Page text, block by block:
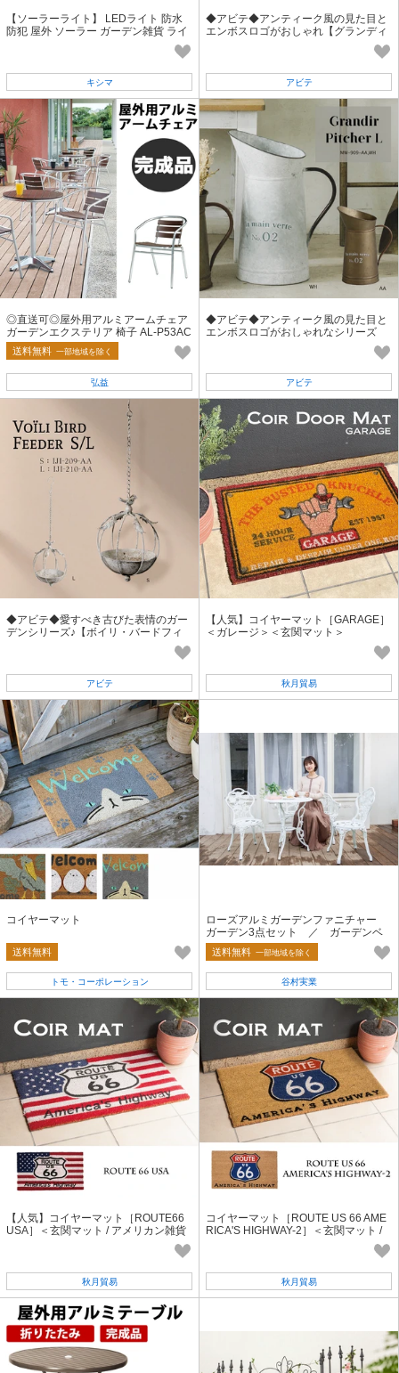
【ソーラーライト】 LEDライト 防水
防犯 屋外 ソーラー ガーデン雑貨 ライ
キシマ
◆アビテ◆アンティーク風の見た目と
エンボスロゴがおしゃれ【グランディ
アビテ
◎直送可◎屋外用アルミアームチェア
ガーデンエクステリア 椅子 AL-P53AC
送料無料 一部地域を除く
弘益
◆アビテ◆アンティーク風の見た目と
エンボスロゴがおしゃれなシリーズ
【グランディール・ピッチャー・L】
アビテ
◆アビテ◆愛すべき古びた表情のガー
デンシリーズ♪【ボイリ・バードフィ
アビテ
【人気】コイヤーマット［GARAGE］
＜ガレージ＞＜玄関マット＞
秋月貿易
コイヤーマット
送料無料
トモ・コーポレーション
ローズアルミガーデンファニチャー
ガーデン3点セット ／ ガーデンベ
ンチ
送料無料 一部地域を除く
谷村実業
【人気】コイヤーマット［ROUTE66
USA］＜玄関マット / アメリカン雑貨
秋月貿易
コイヤーマット［ROUTE US 66 AME
RICA'S HIGHWAY-2］＜玄関マット /
秋月貿易